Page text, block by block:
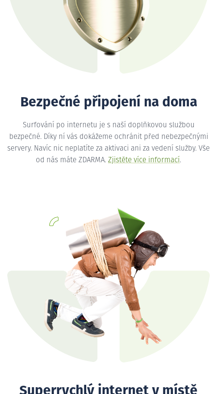
Bezpečné připojení na doma
Surfování po internetu je s naší doplňkovou službou
bezpečné. Díky ní vás dokážeme ochránit před nebezpečnými
servery. Navíc nic neplatíte za aktivaci ani za vedení služby. Vše
od nás máte ZDARMA. Zjistěte více informací.
Superrychlý internet v místě